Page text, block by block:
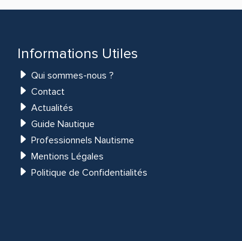
Informations Utiles
Qui sommes-nous ?
Contact
Actualités
Guide Nautique
Professionnels Nautisme
Mentions Légales
Politique de Confidentialités